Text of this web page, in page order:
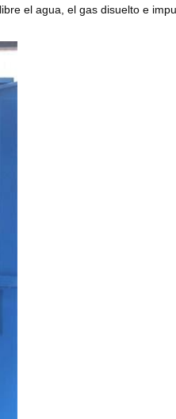
el agua, el gas disuelto e